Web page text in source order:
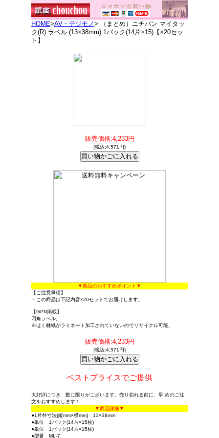
HOME>AV・デジモノ> （まとめ）ニチバン マイタッ
ク(R) ラベル (13×38mm) 1パック(14片×15)【×20セッ
ト】
販売価格:4,233円
(税込:4,571円)
▼商品のおすすめポイント▼
【ご注意事項】
・この商品は下記内容×20セットでお届けします。
【GPN掲載】
四角ラベル。
※はく離紙がラミネート加工されていないのでリサイクル可能。
販売価格:4,233円
(税込:4,571円)
ベストプライスでご提供
大好評につき、数に限りがございます。売り切れる前に、早 めのご注
文をおすすめします！
▼商品詳細▼
●1片外寸法[縦mm×横mm] 13×38mm
●単位 1パック(14片×15枚)
●単位 1パック(14片×15枚)
●型番 ML-7